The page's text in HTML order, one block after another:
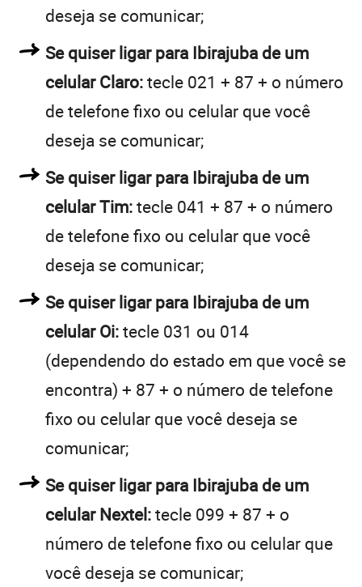
deseja se comunicar;
Se quiser ligar para Ibirajuba de um
celular Claro:tecle 021 + 87 + o número
de telefone fixo ou celular que você
deseja se comunicar;
Se quiser ligar para Ibirajuba de um
celular Tim:tecle 041 + 87 + o número
de telefone fixo ou celular que você
deseja se comunicar;
Se quiser ligar para Ibirajuba de um
celular Oi:tecle 031 ou 014
(dependendo do estado em que você se
encontra) + 87 + o número de telefone
fixo ou celular que você deseja se
comunicar;
Se quiser ligar para Ibirajuba de um
celular Nextel:tecle 099 + 87 + o
número de telefone fixo ou celular que
você deseja se comunicar;